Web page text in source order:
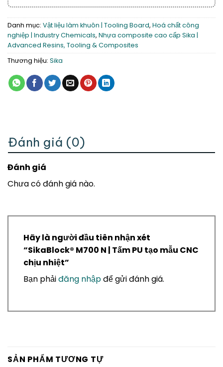
Danh mục: Vật liệu làm khuôn | Tooling Board, Hoá chất công
nghiệp | Industry Chemicals, Nhựa composite cao cấp Sika |
Advanced Resins, Tooling & Composites
Thương hiệu: Sika
Đánh giá (0)
Đánh giá
Chưa có đánh giá nào.
Hãy là người đầu tiên nhận xét
“SikaBlock® M700 N | Tấm PU tạo mẫu CNC
chịu nhiệt”
Bạn phảiđăng nhậpđể gửi đánh giá.
SẢN PHẨM TƯƠNG TỰ